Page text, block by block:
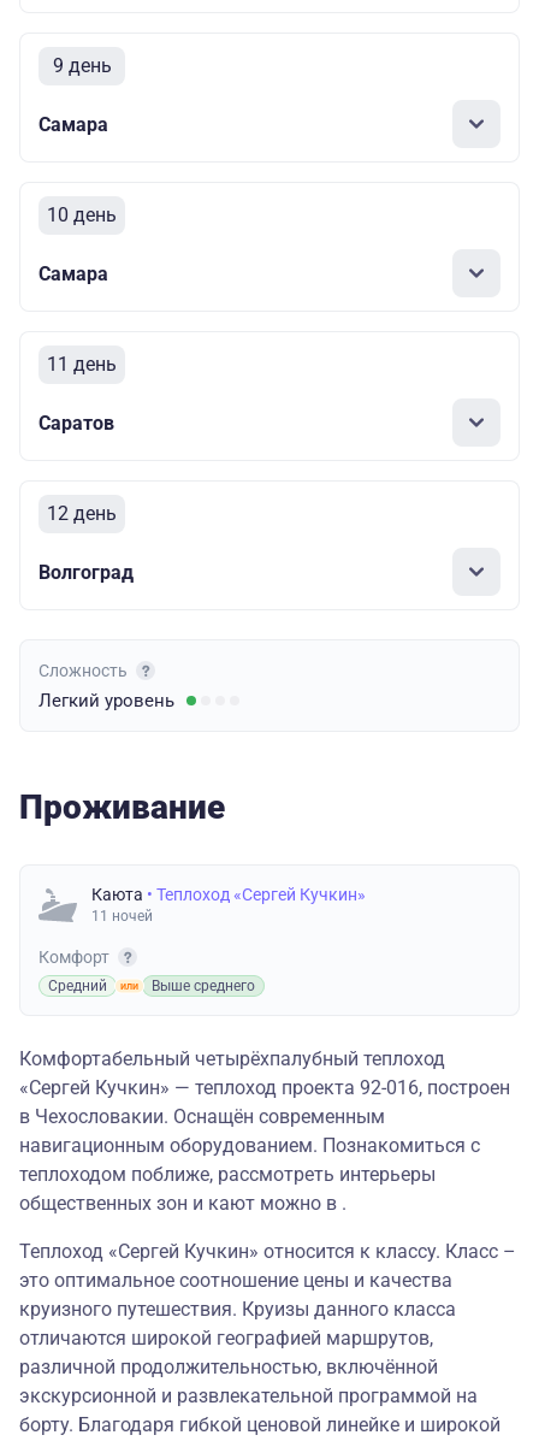
9 день
Самара
10 день
Самара
11 день
Саратов
12 день
Волгоград
Сложность
Легкий уровень
Проживание
Каюта • Теплоход «Сергей Кучкин»
11 ночей
Комфорт
Средний Выше среднего
Комфортабельный четырёхпалубный теплоход
«Сергей Кучкин» — теплоход проекта 92-016, построен
в Чехословакии. Оснащён современным
навигационным оборудованием. Познакомиться с
теплоходом поближе, рассмотреть интерьеры
общественных зон и кают можно в .
Теплоход «Сергей Кучкин» относится к классу. Класс –
это оптимальное соотношение цены и качества
круизного путешествия. Круизы данного класса
отличаются широкой географией маршрутов,
различной продолжительностью, включённой
экскурсионной и развлекательной программой на
борту. Благодаря гибкой ценовой линейке и широкой